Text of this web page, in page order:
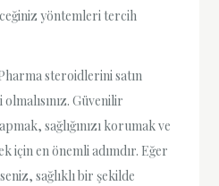
yöntemleri tercih
steroidlerini satın
Güvenilir
sağlığınızı korumak ve
için en önemli adımdır. Eğer
sağlıklı bir şekilde